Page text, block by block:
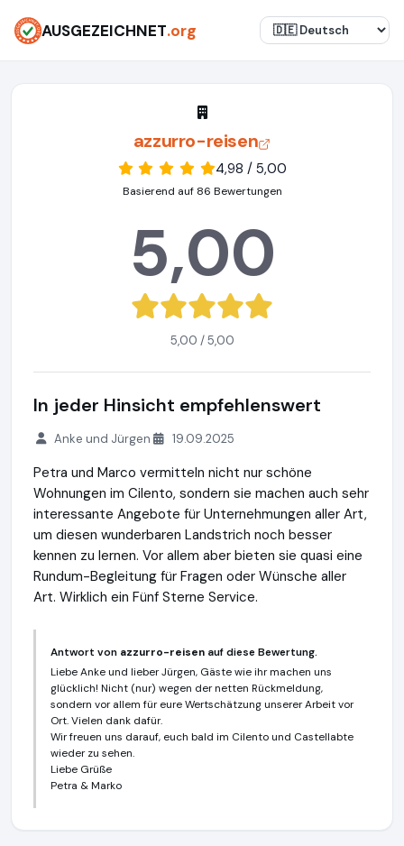
AUSGEZEICHNET.org
azzurro-reisen
4,98 / 5,00
Basierend auf 86 Bewertungen
5,00
5,00 / 5,00
In jeder Hinsicht empfehlenswert
Anke und Jürgen 19.09.2025
Petra und Marco vermitteln nicht nur schöne
Wohnungen im Cilento, sondern sie machen auch sehr
interessante Angebote für Unternehmungen aller Art,
um diesen wunderbaren Landstrich noch besser
kennen zu lernen. Vor allem aber bieten sie quasi eine
Rundum-Begleitung für Fragen oder Wünsche aller
Art. Wirklich ein Fünf Sterne Service.
Antwort von azzurro-reisen auf diese Bewertung.
Liebe Anke und lieber Jürgen, Gäste wie ihr machen uns
glücklich! Nicht (nur) wegen der netten Rückmeldung,
sondern vor allem für eure Wertschätzung unserer Arbeit vor
Ort. Vielen dank dafür.
Wir freuen uns darauf, euch bald im Cilento und Castellabte
wieder zu sehen.
Liebe Grüße
Petra & Marko